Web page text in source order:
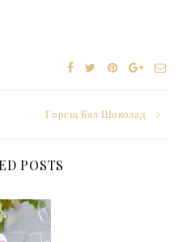
Горещ Бял Шоколад
POSTS